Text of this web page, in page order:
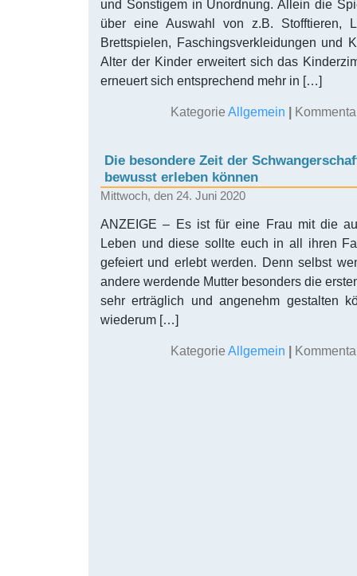
und Sonstigem in Unordnung. Allein die
über eine Auswahl von z.B. Stofftieren,
Brettspielen, Faschingsverkleidungen und
Alter der Kinder erweitert sich das
erneuert sich entsprechend mehr in […]
Kategorie Allgemein |
Die besondere Zeit der
bewusst erleben können
Mittwoch, den 24. Juni 2020
ANZEIGE – Es ist für eine Frau mit die
Leben und diese sollte euch in all ihren
gefeiert und erlebt werden. Denn selbst
andere werdende Mutter besonders die
sehr erträglich und angenehm gestalten
wiederum […]
Kategorie Allgemein |